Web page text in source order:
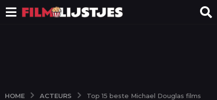
HOME ACTEURS
Top 15 beste Michael Douglas films